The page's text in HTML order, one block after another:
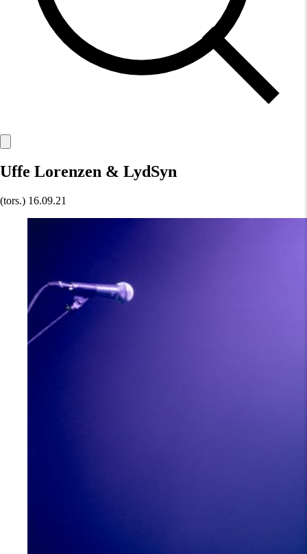
Uffe Lorenzen & LydSyn
(tors.) 16.09.21